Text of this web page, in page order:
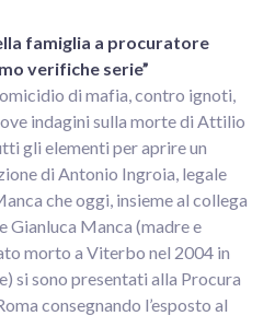
famiglia a procuratore
verifiche serie”
di mafia, contro ignoti,
indagini sulla morte di Attilio
gli elementi per aprire un
di Antonio Ingroia, legale
che oggi, insieme al collega
Gianluca Manca (madre e
morto a Viterbo nel 2004 in
si sono presentati alla Procura
consegnando l’esposto al